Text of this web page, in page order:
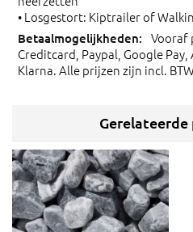
• Losgestort: Kiptrailer of
Vooraf
Creditcard, Paypal, Google
Klarna. Alle prijzen zijn incl.